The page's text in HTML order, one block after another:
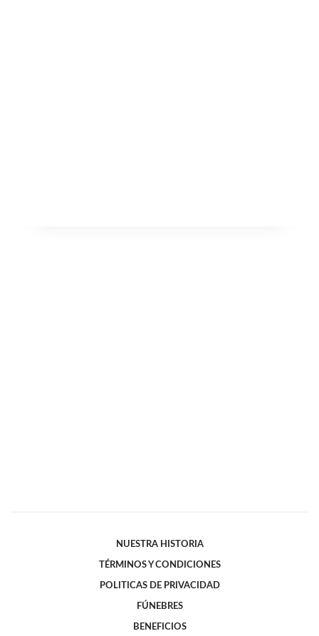
NUESTRA HISTORIA
TÉRMINOS Y CONDICIONES
POLITICAS DE PRIVACIDAD
FÚNEBRES
BENEFICIOS